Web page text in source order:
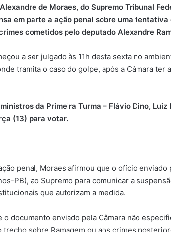
de Moraes, do Supremo Tribunal
em parte a ação penal sobre uma
cometidos pelo deputado Alexandre
a ser julgado às 11h desta sexta no
tramita o caso do golpe, após a Câmara ter
da Primeira Turma – Flávio Dino,
(13) para votar.
penal, Moraes afirmou que o ofício
PB), ao Supremo para comunicar a
que autorizam a medida.
o documento enviado pela Câmara não
trecho sobre Ramagem ou aos crimes